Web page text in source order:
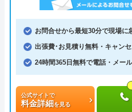
お問合せから最短30分で現場に
出張費･お見積り無料・キャン
24時間365日無料で電話・メー
公式サイトで
料金詳細を見る